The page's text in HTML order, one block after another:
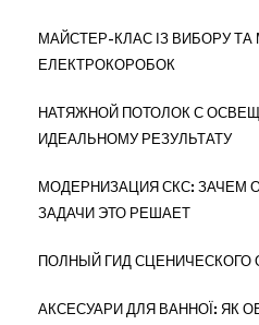
МАЙСТЕР-КЛАС ІЗ ВИБОРУ
ЕЛЕКТРОКОРОБОК
НАТЯЖНОЙ ПОТОЛОК С
ИДЕАЛЬНОМУ РЕЗУЛЬТАТУ
МОДЕРНИЗАЦИЯ СКС: ЗАЧЕМ
ЗАДАЧИ ЭТО РЕШАЕТ
ПОЛНЫЙ ГИД СЦЕНИЧЕСКОГО
АКСЕСУАРИ ДЛЯ ВАННОЇ: ЯК